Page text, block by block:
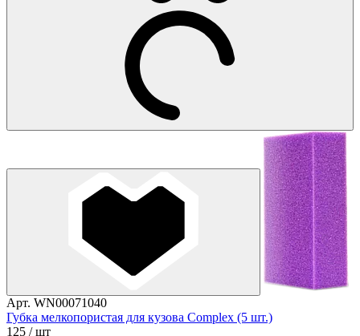
Арт. WN00071040
Губка мелкопористая для кузова Complex (5 шт.)
125 / шт